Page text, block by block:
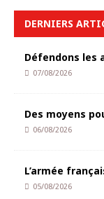
DERNIERS
Défendons les
07/08/2026
Des moyens
06/08/2026
L’armée
05/08/2026